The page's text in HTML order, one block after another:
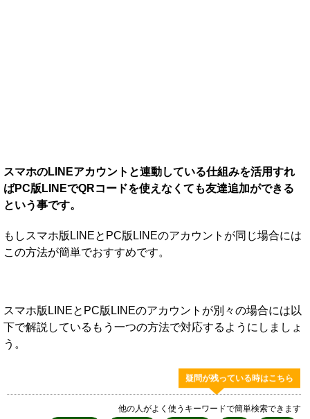
スマホのLINEアカウントと連動している仕組みを活用すれ
ばPC版LINEでQRコードを使えなくても友達追加ができる
という事です。
もしスマホ版LINEとPC版LINEのアカウントが同じ場合には
この方法が簡単でおすすめです。
スマホ版LINEとPC版LINEのアカウントが別々の場合には以
下で解説しているもう一つの方法で対応するようにしましょ
う。
疑問が残っている時はこちら
他の人がよく使うキーワードで簡単検索できます